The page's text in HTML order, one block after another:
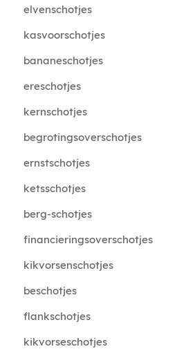
elvenschotjes
kasvoorschotjes
bananeschotjes
ereschotjes
kernschotjes
begrotingsoverschotjes
ernstschotjes
ketsschotjes
berg-schotjes
financieringsoverschotjes
kikvorsenschotjes
beschotjes
flankschotjes
kikvorseschotjes